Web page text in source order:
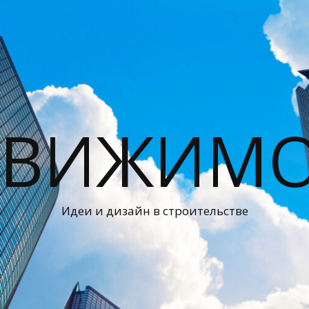
Идеи и дизайн в строительстве